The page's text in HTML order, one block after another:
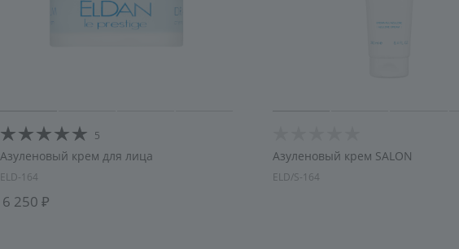
5
Азуленовый крем для лица
ELD-164
6 250
Азуленовый крем SALON
ELD/S-164